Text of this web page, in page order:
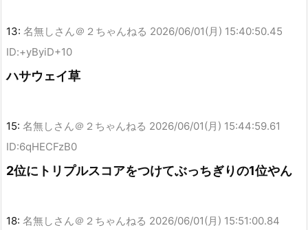
13: 名無しさん＠２ちゃんねる 2026/06/01(月) 15:40:50.45
ID:+yByiD+10
ハサウェイ草
15: 名無しさん＠２ちゃんねる 2026/06/01(月) 15:44:59.61
ID:6qHECFzB0
2位にトリプルスコアをつけてぶっちぎりの1位やん
18: 名無しさん＠２ちゃんねる 2026/06/01(月) 15:51:00.84